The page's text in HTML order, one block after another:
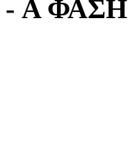
- Α ΦΑΣΗ